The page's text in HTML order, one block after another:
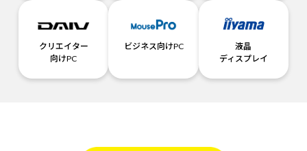
クリエイター
向けPC
ビジネス向けPC
液晶
ディスプレイ